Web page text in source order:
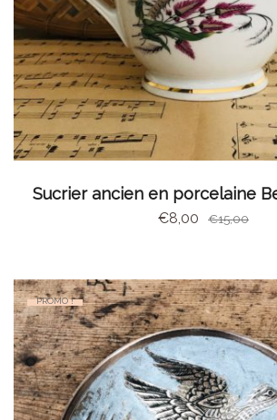
AJOUTER AU PANIER
Sucrier ancien en porcelaine
€15,00
€8,00
PROMO !